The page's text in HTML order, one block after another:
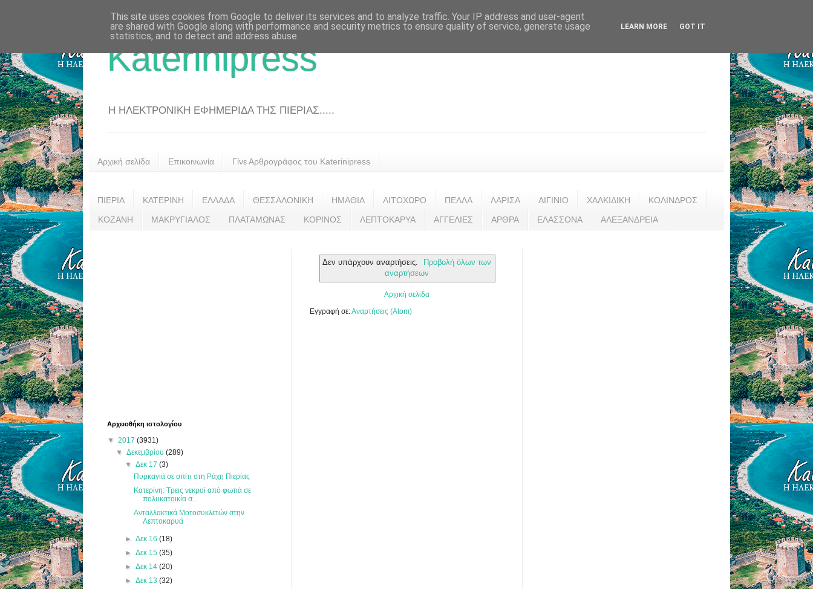
Katerinipress
Η ΗΛΕΚΤΡΟΝΙΚΗ ΕΦΗΜΕΡΙΔΑ ΤΗΣ ΠΙΕΡΙΑΣ.....
Αρχική σελίδα Επικοινωνία Γίνε Αρθρογράφος του Katerinipress
ΠΙΕΡΙΑ ΚΑΤΕΡΙΝΗ ΕΛΛΑΔΑ ΘΕΣΣΑΛΟΝΙΚΗ ΗΜΑΘΙΑ ΛΙΤΟΧΩΡΟ ΠΕΛΛΑ ΛΑΡΙΣΑ ΑΙΓΙΝΙΟ ΧΑΛΚΙΔΙΚΗ ΚΟΛΙΝΔΡΟΣ
ΚΟΖΑΝΗ ΜΑΚΡΥΓΙΑΛΟΣ ΠΛΑΤΑΜΩΝΑΣ ΚΟΡΙΝΟΣ ΛΕΠΤΟΚΑΡΥΑ ΑΓΓΕΛΙΕΣ ΑΡΘΡΑ ΕΛΑΣΣΟΝΑ ΑΛΕΞΑΝΔΡΕΙΑ
Δεν υπάρχουν αναρτήσεις.
Προβολή όλων των
αναρτήσεων
Αρχική σελίδα
Εγγραφή σε:Αναρτήσεις (Atom)
Αρχειοθήκη ιστολογίου
▼ 2017 (3931)
▼Δεκεμβρίου(289)
▼ Δεκ 17 (3)
Πυρκαγιά σε σπίτι στη Ράχη Πιερίας
Κατερίνη: Τρεις νεκροί από φωτιά σε
πολυκατοικία σ...
Ανταλλακτικά Μοτοσυκλετών στην
Λεπτοκαρυά
► Δεκ 16 (18)
► Δεκ 15 (35)
► Δεκ 14 (20)
► Δεκ 13 (32)
This site uses cookies from Google to deliver its services and to analyze traffic. Your IP address and user-agent
are shared with Google along with performance and security metrics to ensure quality of service, generate usage
statistics, and to detect and address abuse.
LEARN MORE GOT IT